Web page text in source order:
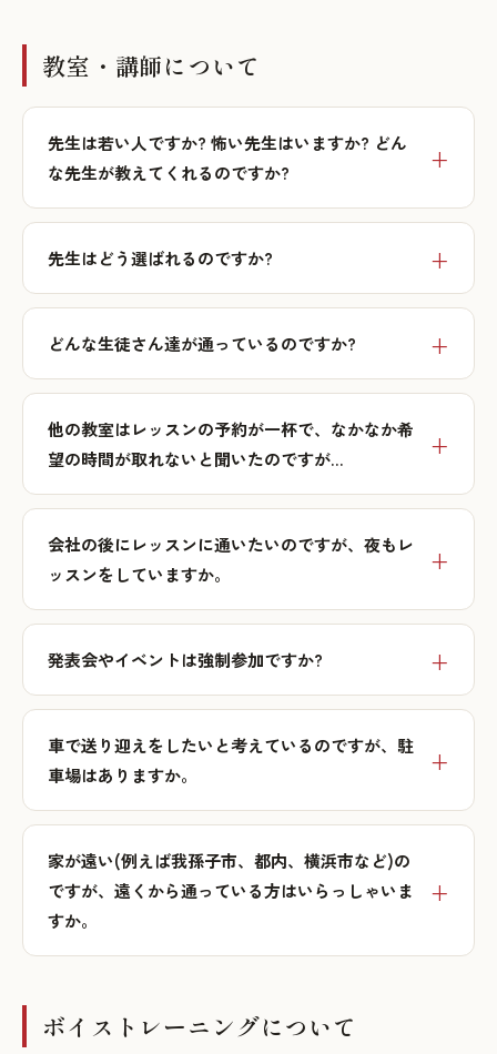
教室・講師について
先生は若い人ですか? 怖い先生はいますか? どん
な先生が教えてくれるのですか?
先生はどう選ばれるのですか?
どんな生徒さん達が通っているのですか?
他の教室はレッスンの予約が一杯で、なかなか希
望の時間が取れないと聞いたのですが…
会社の後にレッスンに通いたいのですが、夜もレ
ッスンをしていますか。
発表会やイベントは強制参加ですか?
車で送り迎えをしたいと考えているのですが、駐
車場はありますか。
家が遠い(例えば我孫子市、都内、横浜市など)の
ですが、遠くから通っている方はいらっしゃいま
すか。
ボイストレーニングについて